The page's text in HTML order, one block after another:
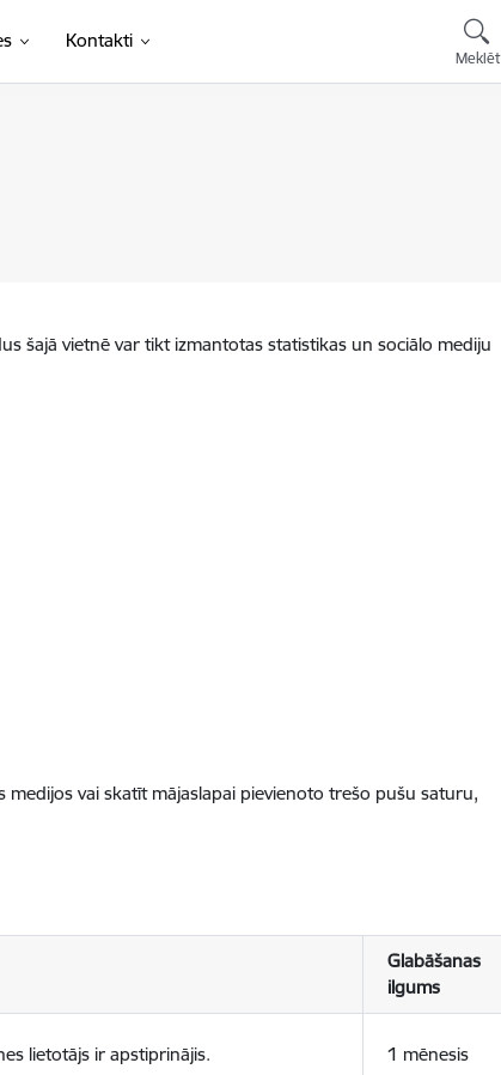
Kontakti
Meklēt
šajā vietnē var tikt izmantotas statistikas un sociālo mediju
vai skatīt mājaslapai pievienoto trešo pušu saturu,
Glabāšanas
ilgums
lietotājs ir apstiprinājis. 1 mēnesis